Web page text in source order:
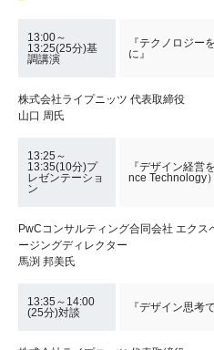
13:00～
13:25(25分)基
調講演
『テクノロジー
に』
株式会社ライプニッツ 代表取締役
山口 周氏
13:25～
13:35(10分)プ
レゼンテーショ
ン
『デザイン経営
nce Technology
PwCコンサルティング合同会社 エク
ージングディレクター
馬渕 邦美氏
13:35～14:00
(25分)対談
『デザイン思考